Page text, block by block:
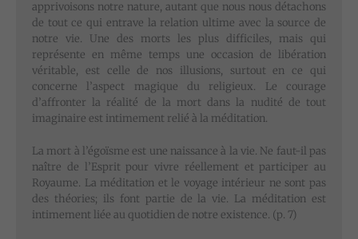
apprivoisons notre nature, autant que nous nous détachons
de tout ce qui entrave la relation ultime avec la source de
notre vie. Une des morts les plus difficiles, mais qui
représente en même temps une occasion de libération
véritable, est celle de nos illusions, surtout en ce qui
concerne l’aspect magique du religieux. Le courage
d’affronter la réalité de la mort dans la nudité de tout
imaginaire est intimement relié à la méditation.
La mort à l’égoïsme est une naissance à la vie. Ne faut-il pas
naître de l’Esprit pour vivre réellement et participer au
Royaume. La méditation et le voyage intérieur ne sont pas
des théories; ils font partie de la vie. La méditation est
intimement liée au quotidien de notre existence. (p. 7)